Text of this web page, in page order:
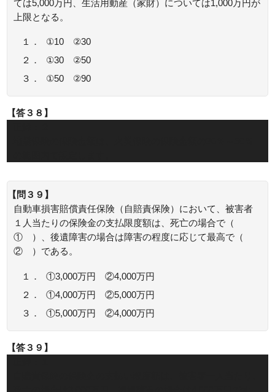
ては5,000万円、生活用動産（家財）については1,000万円が
上限となる。
１．
①10 ②30
２．
①30 ②50
３．
①50 ②90
【答３８】
【問３９】
自動車損害賠償責任保険（自賠責保険）において、被害者
１人当たりの保険金の支払限度額は、死亡の場合で（
① ）、後遺障害の場合は障害の程度に応じて最高で（
② ）である。
１．
①3,000万円 ②4,000万円
２．
①4,000万円 ②5,000万円
３．
①5,000万円 ②4,000万円
【答３９】